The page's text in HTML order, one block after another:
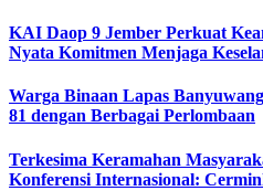
KAI Daop 9 Jember Perkuat
Nyata Komitmen Menjaga
Warga Binaan Lapas
81 dengan Berbagai Perlombaan
Terkesima Keramahan
Konferensi Internasional: